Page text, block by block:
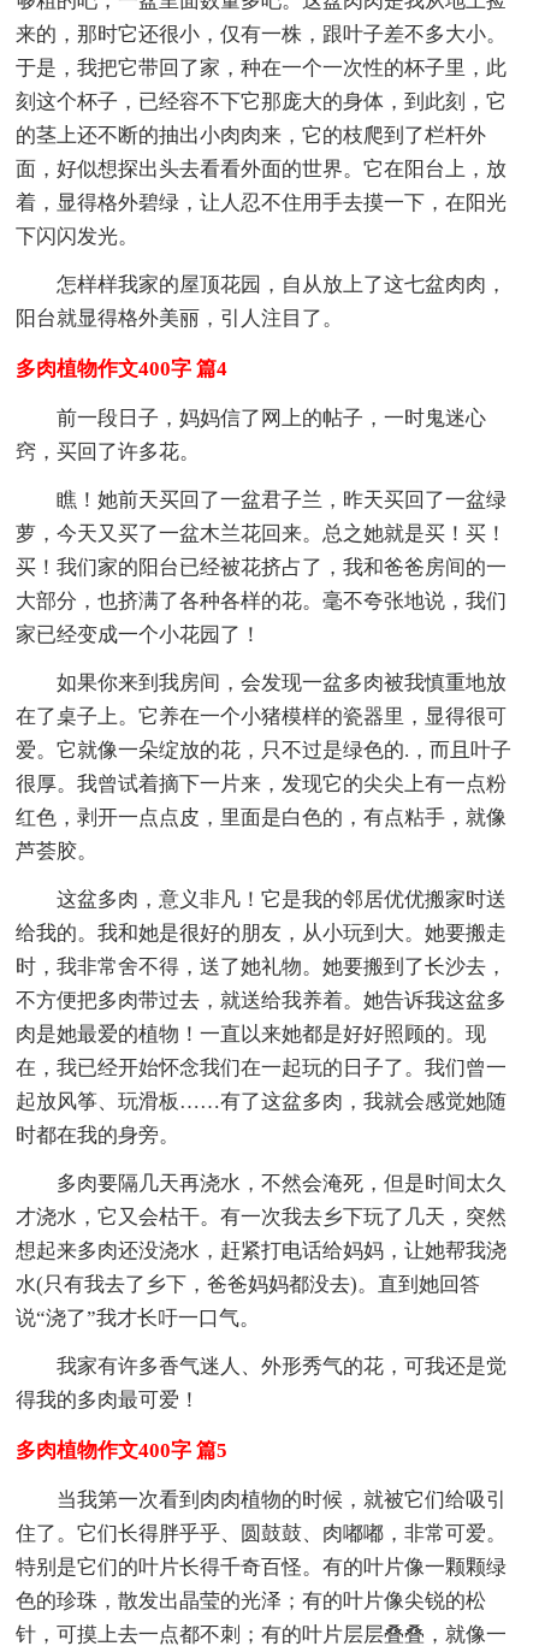
来的，那时它还很小，仅有一株，跟叶子差不多大小。
于是，我把它带回了家，种在一个一次性的杯子里，此
刻这个杯子，已经容不下它那庞大的身体，到此刻，它
的茎上还不断的抽出小肉肉来，它的枝爬到了栏杆外
面，好似想探出头去看看外面的世界。它在阳台上，放
着，显得格外碧绿，让人忍不住用手去摸一下，在阳光
下闪闪发光。
怎样样我家的屋顶花园，自从放上了这七盆肉肉，
阳台就显得格外美丽，引人注目了。
多肉植物作文400字 篇4
前一段日子，妈妈信了网上的帖子，一时鬼迷心
窍，买回了许多花。
瞧！她前天买回了一盆君子兰，昨天买回了一盆绿
萝，今天又买了一盆木兰花回来。总之她就是买！买！
买！我们家的阳台已经被花挤占了，我和爸爸房间的一
大部分，也挤满了各种各样的花。毫不夸张地说，我们
家已经变成一个小花园了！
如果你来到我房间，会发现一盆多肉被我慎重地放
在了桌子上。它养在一个小猪模样的瓷器里，显得很可
爱。它就像一朵绽放的花，只不过是绿色的.，而且叶子
很厚。我曾试着摘下一片来，发现它的尖尖上有一点粉
红色，剥开一点点皮，里面是白色的，有点粘手，就像
芦荟胶。
这盆多肉，意义非凡！它是我的邻居优优搬家时送
给我的。我和她是很好的朋友，从小玩到大。她要搬走
时，我非常舍不得，送了她礼物。她要搬到了长沙去，
不方便把多肉带过去，就送给我养着。她告诉我这盆多
肉是她最爱的植物！一直以来她都是好好照顾的。现
在，我已经开始怀念我们在一起玩的日子了。我们曾一
起放风筝、玩滑板……有了这盆多肉，我就会感觉她随
时都在我的身旁。
多肉要隔几天再浇水，不然会淹死，但是时间太久
才浇水，它又会枯干。有一次我去乡下玩了几天，突然
想起来多肉还没浇水，赶紧打电话给妈妈，让她帮我浇
水(只有我去了乡下，爸爸妈妈都没去)。直到她回答
说“浇了”我才长吁一口气。
我家有许多香气迷人、外形秀气的花，可我还是觉
得我的多肉最可爱！
多肉植物作文400字 篇5
当我第一次看到肉肉植物的时候，就被它们给吸引
住了。它们长得胖乎乎、圆鼓鼓、肉嘟嘟，非常可爱。
特别是它们的叶片长得千奇百怪。有的叶片像一颗颗绿
色的珍珠，散发出晶莹的光泽；有的叶片像尖锐的松
针，可摸上去一点都不刺；有的叶片层层叠叠，就像一